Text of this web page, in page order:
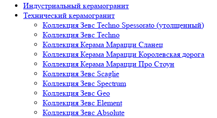
Индустриальный керамогранит
Технический керамогранит
Коллекция Зевс Techno Spessorato (утолщенный)
Коллекция Зевс Techno
Коллекция Керама Марацци Сланец
Коллекция Керама Марацци Королевская дорога
Коллекция Керама Марацци Про Стоун
Коллекция Зевс Scaglie
Коллекция Зевс Spectrum
Коллекция Зевс Geo
Коллекция Зевс Element
Коллекция Зевс Absolute